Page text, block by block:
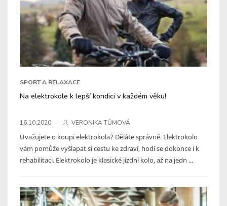
SPORT A RELAXACE
Na elektrokole k lepší kondici v každém věku!
16.10.2020 VERONIKA TŮMOVÁ
Uvažujete o koupi elektrokola? Děláte správně. Elektrokolo
vám pomůže vyšlapat si cestu ke zdraví, hodí se dokonce i k
rehabilitaci. Elektrokolo je klasické jízdní kolo, až na jedn ...